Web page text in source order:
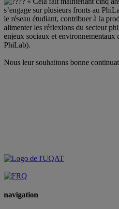
s’engage sur plusieurs fronts au
le réseau étudiant, contribuer à la
alimenter les réflexions du secteur
enjeux sociaux et environnementaux
PhiLab).
Nous leur souhaitons bonne
navigation